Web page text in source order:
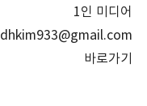
1인 미디어
dhkim933@gmail.com
바로가기